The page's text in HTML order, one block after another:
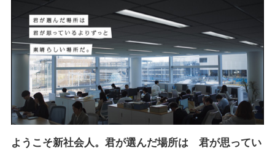
ようこそ新社会人。君が選んだ場所は 君が思ってい